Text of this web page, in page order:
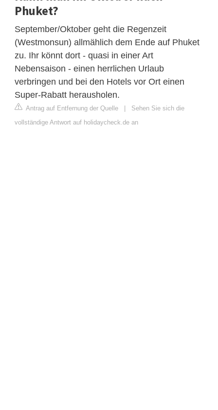
Phuket?
September/Oktober geht die Regenzeit
(Westmonsun) allmählich dem Ende auf Phuket
zu. Ihr könnt dort - quasi in einer Art
Nebensaison - einen herrlichen Urlaub
verbringen und bei den Hotels vor Ort einen
Super-Rabatt herausholen.
Antrag auf Entfernung der Quelle | Sehen Sie sich die
vollständige Antwort auf holidaycheck.de an